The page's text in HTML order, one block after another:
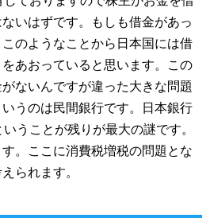
いはずです。もしも借金があっ
のようなことから日本国には借
あおっていると思います。この
ないんですが違った大きな問題
うのは民間銀行です。日本銀行
うことが残りが最大の謎です。
。ここに消費税増税の問題とな
られます。